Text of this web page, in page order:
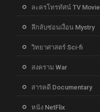
ละครโทรทัศน์ TV Movie
ลึกลับซ่อนเงื่อน Mystry
วิทยาศาสตร์ Sci-fi
สงคราม War
สารคดี Documentary
หนัง NetFlix